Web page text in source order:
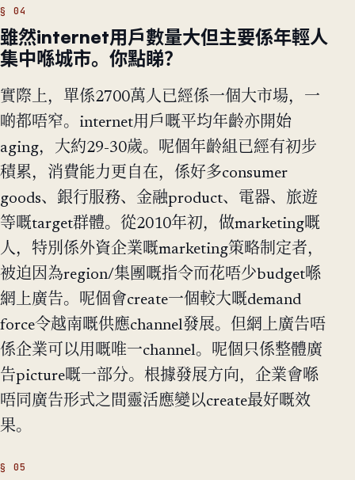
雖然internet用戶數量大但主要係年輕人
集中喺城市。你點睇？
實際上，單係2700萬人已經係一個大市場，一
啲都唔窄。internet用戶嘅平均年齡亦開始
aging，大約29-30歲。呢個年齡組已經有初步
積累，消費能力更自在，係好多consumer
goods、銀行服務、金融product、電器、旅遊
等嘅target群體。從2010年初，做marketing嘅
人，特別係外資企業嘅marketing策略制定者，
被迫因為region/集團嘅指令而花唔少budget喺
網上廣告。呢個會create一個較大嘅demand
force令越南嘅供應channel發展。但網上廣告唔
係企業可以用嘅唯一channel。呢個只係整體廣
告picture嘅一部分。根據發展方向，企業會喺
唔同廣告形式之間靈活應變以create最好嘅效
果。